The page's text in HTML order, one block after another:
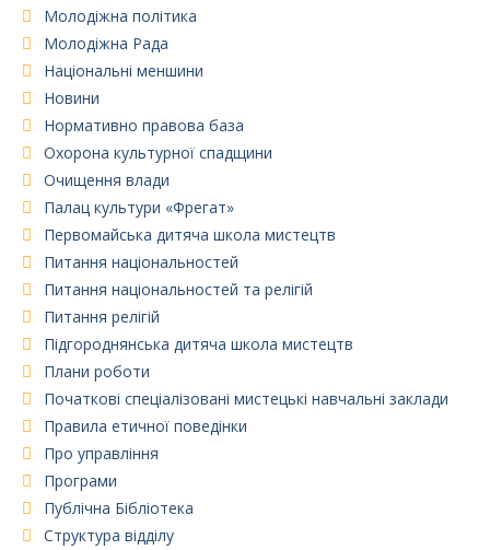
Молодіжна політика
Молодіжна Рада
Національні меншини
Новини
Нормативно правова база
Охорона культурної спадщини
Очищення влади
Палац культури «Фрегат»
Первомайська дитяча школа мистецтв
Питання національностей
Питання національностей та релігій
Питання релігій
Підгороднянська дитяча школа мистецтв
Плани роботи
Початкові спеціалізовані мистецькі навчальні заклади
Правила етичної поведінки
Про управління
Програми
Публічна Бібліотека
Структура відділу